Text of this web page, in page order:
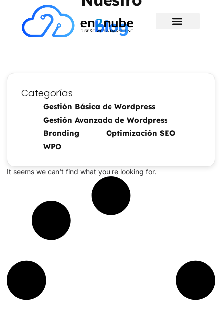
blog
Categorías
Gestión Básica de Wordpress
Gestión Avanzada de Wordpress
Branding
Optimización SEO
WPO
It seems we can't find what you're looking for.